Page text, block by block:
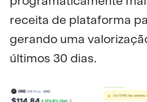
receita de plataforma
gerando uma
últimos 30 dias.